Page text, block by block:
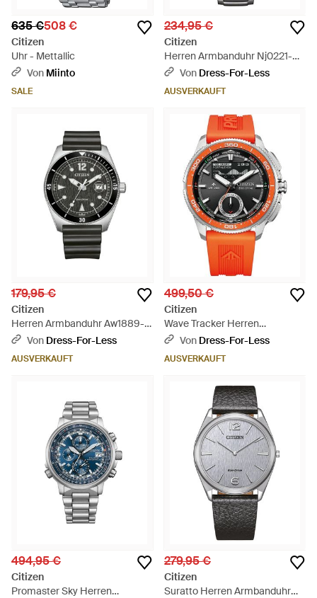
635 €508 €
Citizen
Uhr - Mettallic
Von Miinto
SALE
234,95 €
Citizen
Herren Armbanduhr Nj0221-
50E - Grau
Von Dress-For-Less
AUSVERKAUFT
179,95 €
Citizen
Herren Armbanduhr Aw1889-
00E - Schwarz
Von Dress-For-Less
AUSVERKAUFT
499,50 €
Citizen
Wave Tracker Herren
Armbanduhr Jv3000-13E -
Von Dress-For-Less
AUSVERKAUFT
494,95 €
Citizen
Promaster Sky Herren
279,95 €
Citizen
Suratto Herren Armbanduhr